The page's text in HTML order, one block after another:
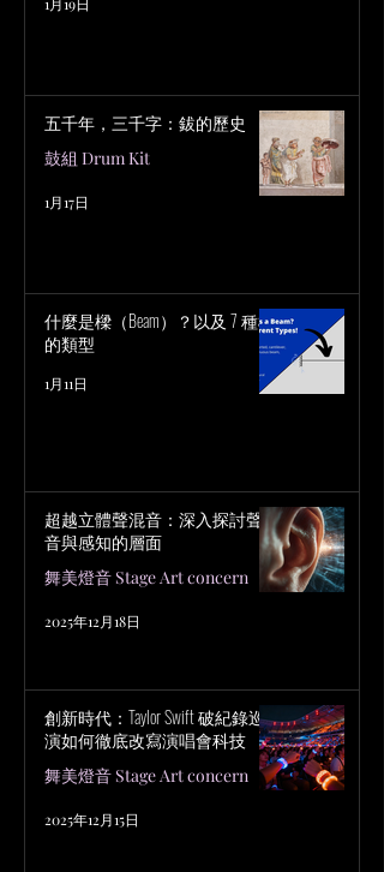
五千年，三千字：鈸的歷史
鼓組 Drum Kit
1月17日
什麼是樑（Beam）？以及 7 種樑
的類型
1月11日
超越立體聲混音：深入探討聲
音與感知的層面
舞美燈音 Stage Art concern
2025年12月18日
創新時代：Taylor Swift 破紀錄巡
演如何徹底改寫演唱會科技
舞美燈音 Stage Art concern
2025年12月15日